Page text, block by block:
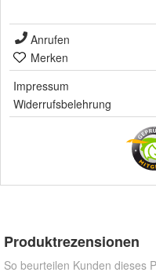
Anrufen
Merken
Impressum
Widerrufsbelehrung
Produktrezensionen
So beurteilen Kunden dieses